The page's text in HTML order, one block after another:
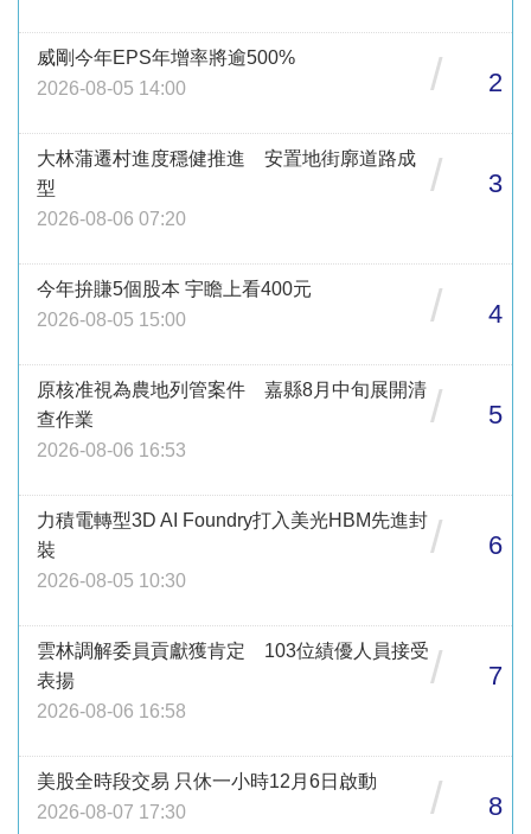
威剛今年EPS年增率將逾500%
2026-08-05 14:00
/ 2
大林蒲遷村進度穩健推進 安置地街廓道路成
型
2026-08-06 07:20
/ 3
今年拚賺5個股本 宇瞻上看400元
2026-08-05 15:00
/ 4
原核准視為農地列管案件 嘉縣8月中旬展開清
查作業
2026-08-06 16:53
/ 5
力積電轉型3D AI Foundry打入美光HBM先進封
裝
2026-08-05 10:30
/ 6
雲林調解委員貢獻獲肯定 103位績優人員接受
表揚
2026-08-06 16:58
/ 7
美股全時段交易 只休一小時12月6日啟動
2026-08-07 17:30
/ 8